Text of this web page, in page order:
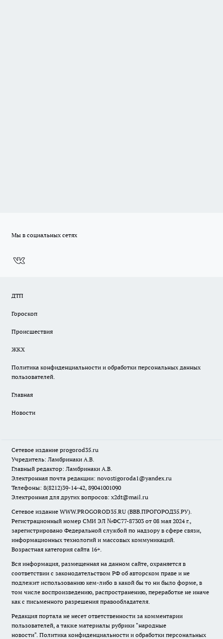
Мы в социальных сетях
ДТП
Гороскоп
Происшествия
ЖКХ
Политика конфиденциальности и обработки персональных данных
пользователей.
Главная
Новости
Сетевое издание progorod35.ru
Учредитель: Ламбринаки А.В.
Главный редактор: Ламбринаки А.В.
Электронная почта редакции: novostigoroda1@yandex.ru
Телефоны: 8(8212)39-14-42, 89041001090
Электронная для других вопросов: x2dt@mail.ru
Сетевое издание WWW.PROGOROD35.RU (ВВВ.ПРОГОРОД35.РУ).
Регистрационный номер СМИ ЭЛ №ФС77-87303 от 08 мая 2024 г.,
зарегистрировано Федеральной службой по надзору в сфере связи,
информационных технологий и массовых коммуникаций.
Возрастная категория сайта 16+.
Вся информация, размещенная на данном сайте, охраняется в
соответствии с законодательством РФ об авторском праве и не
подлежит использованию кем-либо в какой бы то ни было форме, в
том числе воспроизведению, распространению, переработке не иначе
как с письменного разрешения правообладателя.
Редакция портала не несет ответственности за комментарии
пользователей, а также материалы рубрики "народные
новости". Политика конфиденциальности и обработки персональных